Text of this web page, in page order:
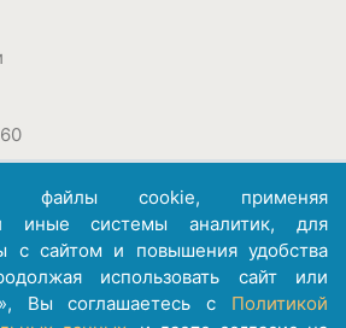
Черноземье"
файлы cookie, применяя
системы аналитик, для
с сайтом и повышения удобства
использовать сайт или
Вы соглашаетесь с Политикой